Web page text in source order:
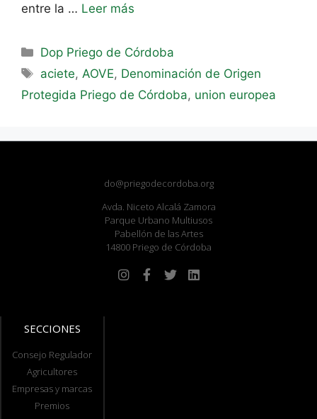
entre la … Leer más
Dop Priego de Córdoba
aciete, AOVE, Denominación de Origen
Protegida Priego de Córdoba, union europea
do@priegodecordoba.org
Avda. Niceto Alcalá Zamora
Parque Urbano Multiusos
Pabellón de las Artes
14800 Priego de Córdoba
SECCIONES
Consejo Regulador
Agricultores
Empresas y marcas
Premios